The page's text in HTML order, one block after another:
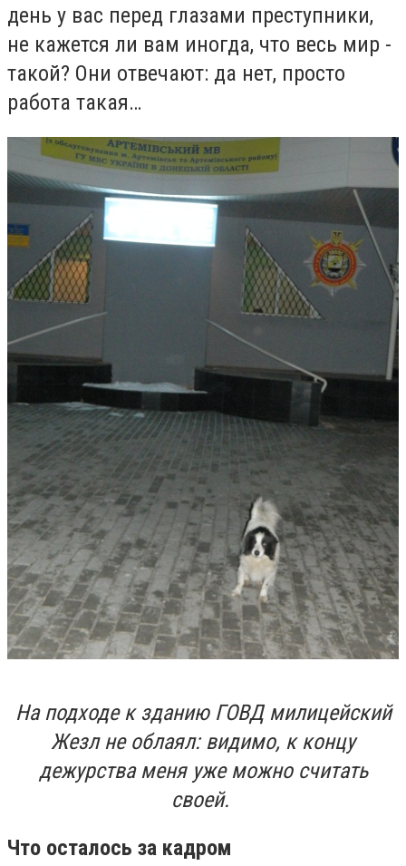
день у вас перед глазами преступники,
не кажется ли вам иногда, что весь мир -
такой? Они отвечают: да нет, просто
работа такая…
На подходе к зданию ГОВД милицейский
Жезл не облаял: видимо, к концу
дежурства меня уже можно считать
своей.
Что осталось за кадром